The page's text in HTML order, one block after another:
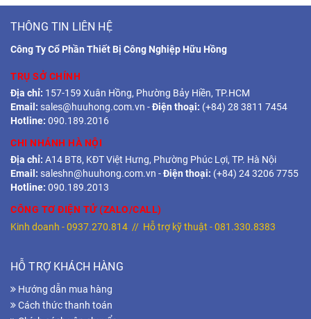
THÔNG TIN LIÊN HỆ
Công Ty Cổ Phần Thiết Bị Công Nghiệp Hữu Hồng
TRỤ SỞ CHÍNH
Địa chỉ: 157-159 Xuân Hồng, Phường Bảy Hiền, TP.HCM
Email: sales@huuhong.com.vn -Điện thoại: (+84) 28 3811 7454
Hotline: 090.189.2016
CHI NHÁNH HÀ NỘI
Địa chỉ: A14 BT8, KĐT Việt Hưng, Phường Phúc Lợi, TP. Hà Nội
Email: saleshn@huuhong.com.vn -Điện thoại: (+84) 24 3206 7755
Hotline: 090.189.2013
CÔNG TƠ ĐIỆN TỬ (ZALO/CALL)
Kinh doanh -0937.270.814 // Hỗ trợ kỹ thuật -081.330.8383
HỖ TRỢ KHÁCH HÀNG
Hướng dẫn mua hàng
Cách thức thanh toán